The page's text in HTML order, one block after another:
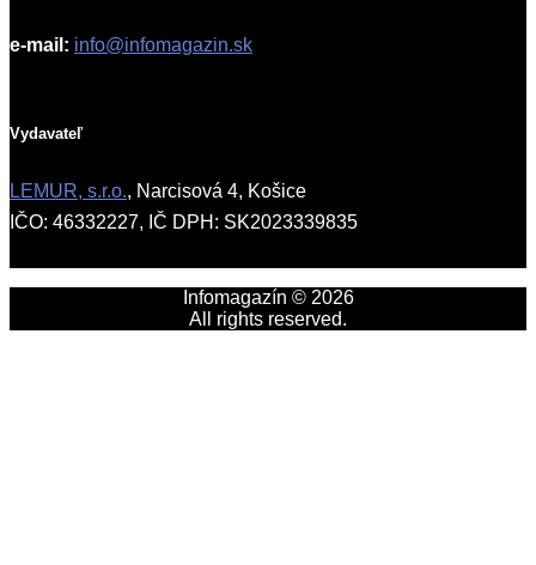
e-mail: info@infomagazin.sk
Vydavateľ
LEMUR, s.r.o., Narcisová 4, Košice
IČO: 46332227, IČ DPH: SK2023339835
Infomagazín © 2026
All rights reserved.